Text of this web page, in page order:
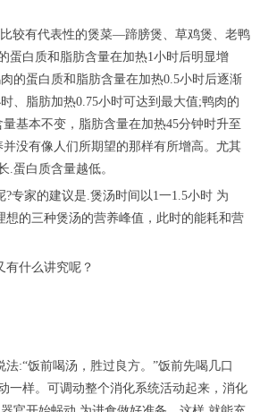
有代表性的煲菜—蹄膀煲、草鸡煲、老鸭
蛋白质和脂肪含量在加热1小时后明显增
的蛋白质和脂肪含量在加热0.5小时后逐渐
、脂肪加热0.75小时可达到最大值;鸭肉的
基本不变，脂肪含量在加热45分钟时升至
没有像人们所期望的那样有所增高。尤其
.蛋白质含量越低。
家的建议是.煲汤时间以1一1.5小时 为
想的三种煲汤的营养峰值，此时的能耗和营
什么讲究呢？
饭前喝汤，胜过良方。”饭前先喝几口
一样。可调动整个消化系统活动起来，消化